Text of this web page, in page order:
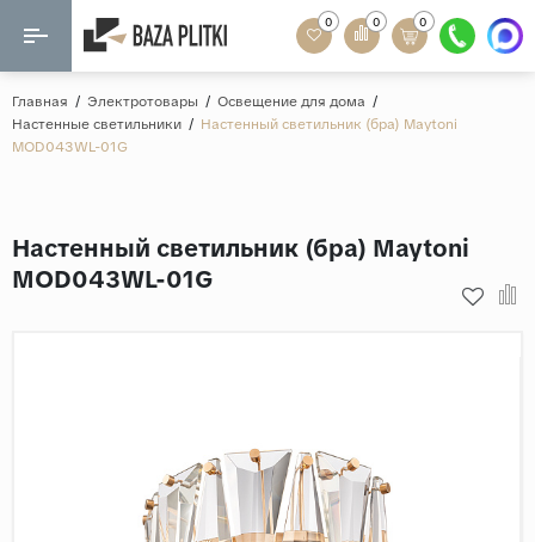
Назад
Керамогранит
20x120
Рисунок
Мрамор
Мозаика
0 0 0
Главная / Электротовары / Освещение для дома /
Настенные светильники / Настенный светильник (бра) Maytoni
MOD043WL-01G
Настенный светильник (бра) Maytoni
MOD043WL-01G